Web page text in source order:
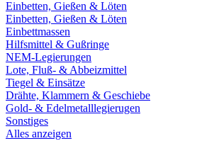
Einbetten, Gießen & Löten
Einbetten, Gießen & Löten
Einbettmassen
Hilfsmittel & Gußringe
NEM-Legierungen
Lote, Fluß- & Abbeizmittel
Tiegel & Einsätze
Drähte, Klammern & Geschiebe
Gold- & Edelmetalllegierugen
Sonstiges
Alles anzeigen